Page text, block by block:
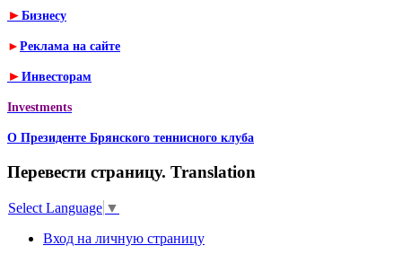
► Бизнесу
► Реклама на сайте
► Инвесторам
Investments
О Президенте Брянского теннисного клуба
Перевести страницу. Translation
Select Language ▼
Вход на личную страницу